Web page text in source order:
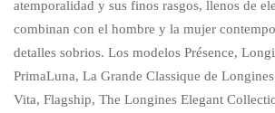
atemporalidad y sus finos rasgos, llenos de
combinan con el hombre y la mujer
detalles sobrios. Los modelos Présence,
PrimaLuna, La Grande Classique de
Vita, Flagship, The Longines Elegant